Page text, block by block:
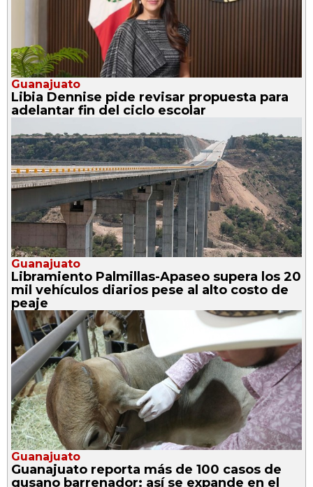
Guanajuato
Libia Dennise pide revisar propuesta para
adelantar fin del ciclo escolar
Guanajuato
Libramiento Palmillas-Apaseo supera los 20
mil vehículos diarios pese al alto costo de
peaje
Guanajuato
Guanajuato reporta más de 100 casos de
gusano barrenador: así se expande en el